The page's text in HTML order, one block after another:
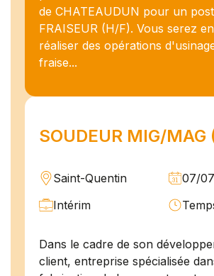
de CHATEAUDUN pour un
FRAISEUR (H/F). Vous serez
réaliser des opérations
fraise...
SOUDEUR MIG/MAG
Saint-Quentin
07/
Intérim
Dans le cadre de son
client, entreprise spécialisée